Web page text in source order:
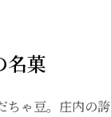
名菓
ちゃ豆。庄内の誇